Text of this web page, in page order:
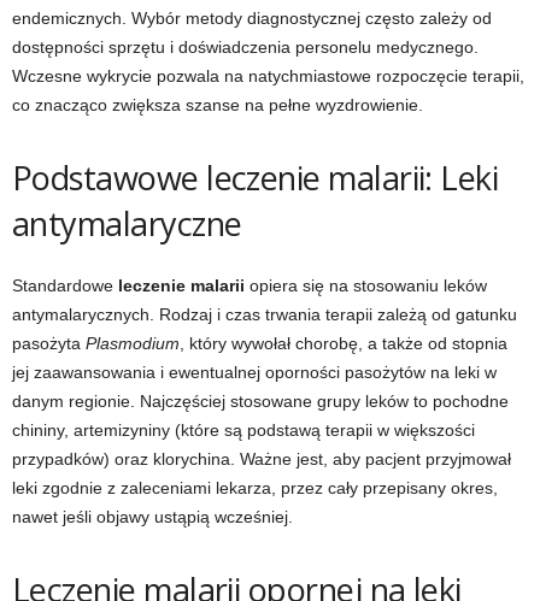
endemicznych. Wybór metody diagnostycznej często zależy od
dostępności sprzętu i doświadczenia personelu medycznego.
Wczesne wykrycie pozwala na natychmiastowe rozpoczęcie terapii,
co znacząco zwiększa szanse na pełne wyzdrowienie.
Podstawowe leczenie malarii: Leki
antymalaryczne
Standardowe leczenie malarii opiera się na stosowaniu leków
antymalarycznych. Rodzaj i czas trwania terapii zależą od gatunku
pasożyta Plasmodium , który wywołał chorobę, a także od stopnia
jej zaawansowania i ewentualnej oporności pasożytów na leki w
danym regionie. Najczęściej stosowane grupy leków to pochodne
chininy, artemizyniny (które są podstawą terapii w większości
przypadków) oraz klorychina. Ważne jest, aby pacjent przyjmował
leki zgodnie z zaleceniami lekarza, przez cały przepisany okres,
nawet jeśli objawy ustąpią wcześniej.
Leczenie malarii opornej na leki